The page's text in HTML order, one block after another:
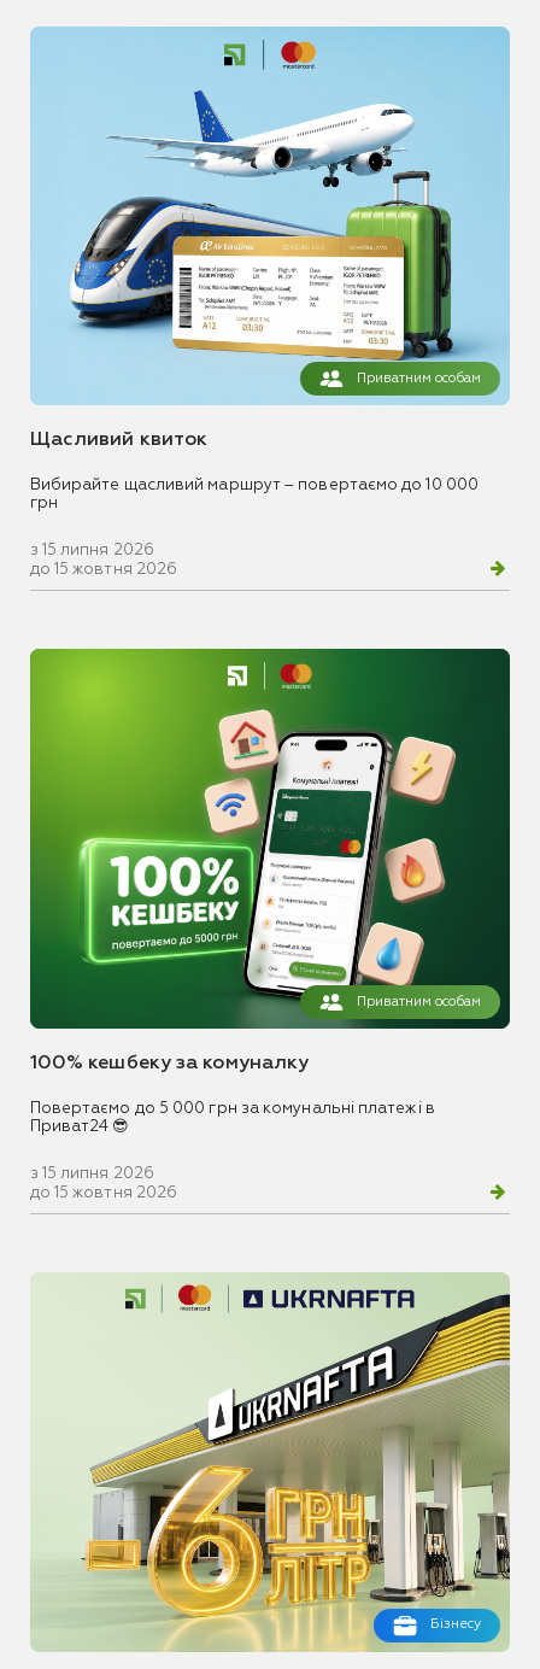
Приватним особам
Щасливий квиток
Вибирайте щасливий маршрут – повертаємо до 10 000
грн
з 15 липня 2026
до 15 жовтня 2026
Приватним особам
100% кешбеку за комуналку
Повертаємо до 5 000 грн за комунальні платежі в
Приват24 😎
з 15 липня 2026
до 15 жовтня 2026
Бізнесу